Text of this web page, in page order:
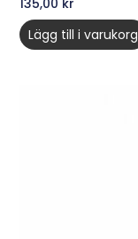
135,00 kr
Lägg till i varukorg